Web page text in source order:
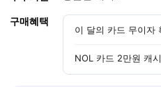
구매혜택
이 달의 카드 무이자
NOL 카드 2만원 캐